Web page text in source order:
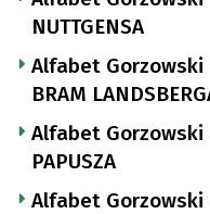
NUTTGENSA
Alfabet Gorzowski
BRAM
Alfabet Gorzowski
PAPUSZA
Alfabet Gorzowski